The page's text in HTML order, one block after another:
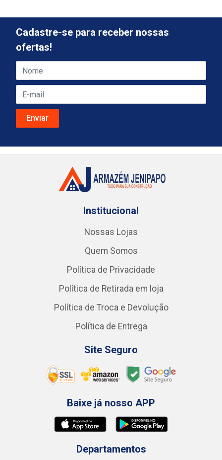
Cadastre-se para receber nossas
ofertas!
Institucional
Nossas Lojas
Quem Somos
Política de Privacidade
Política de Retirada em loja
Política de Troca e Devolução
Política de Entrega
Site Seguro
Baixe já nosso APP
Departamentos